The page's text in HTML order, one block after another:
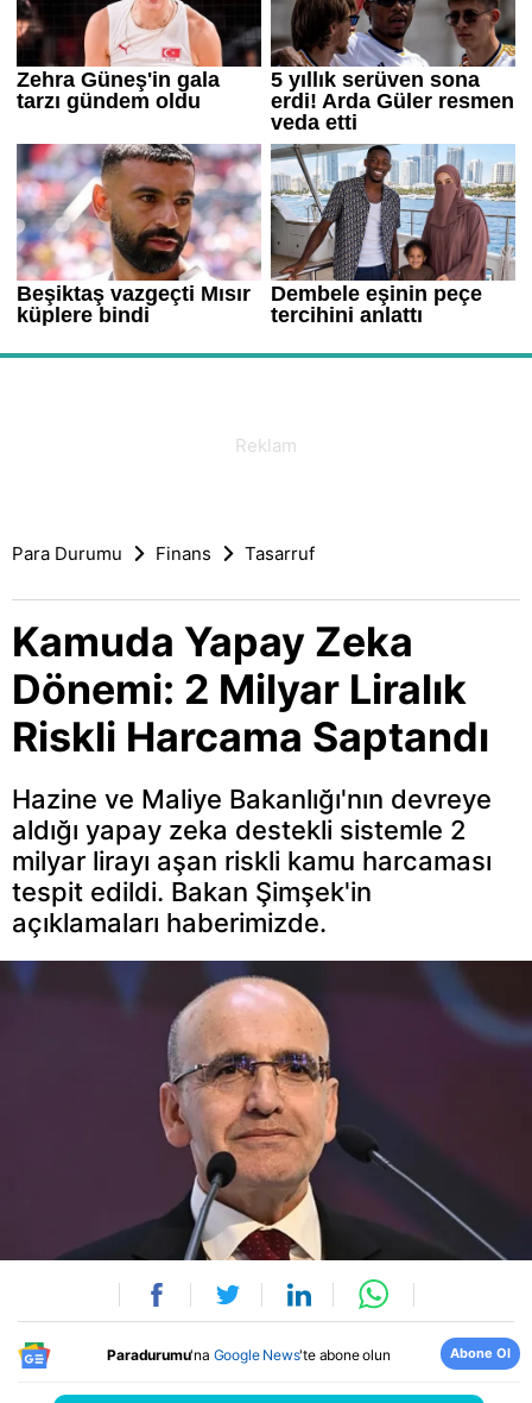
Para Durumu Finans Tasarruf
Kamuda Yapay Zeka
Dönemi: 2 Milyar Liralık
Riskli Harcama Saptandı
Hazine ve Maliye Bakanlığı'nın devreye
aldığı yapay zeka destekli sistemle 2
milyar lirayı aşan riskli kamu harcaması
tespit edildi. Bakan Şimşek'in
açıklamaları haberimizde.
Paradurumu'na Google News'te abone olun Abone Ol